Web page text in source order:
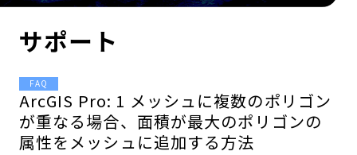
サポート
FAQ
ArcGIS Pro: 1 メッシュに複数のポリゴン
が重なる場合、面積が最大のポリゴンの
属性をメッシュに追加する方法